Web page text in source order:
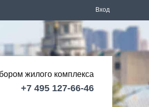
Вход
жилого комплекса
+7 495 127-66-46